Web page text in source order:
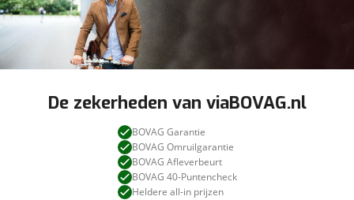
De zekerheden van viaBOVAG.nl
BOVAG Garantie
BOVAG Omruilgarantie
BOVAG Afleverbeurt
BOVAG 40-Puntencheck
Heldere all-in prijzen